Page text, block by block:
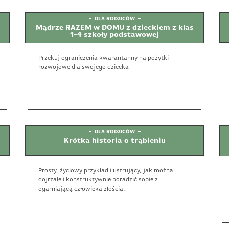
DLA RODZICÓW
Mądrze RAZEM w DOMU z dzieckiem z klas
1-4 szkoły podstawowej
Przekuj ograniczenia kwarantanny na pożytki
rozwojowe dla swojego dziecka
DLA RODZICÓW
Krótka historia o trąbieniu
Prosty, życiowy przykład ilustrujący, jak można
dojrzale i konstruktywnie poradzić sobie z
ogarniającą człowieka złością.